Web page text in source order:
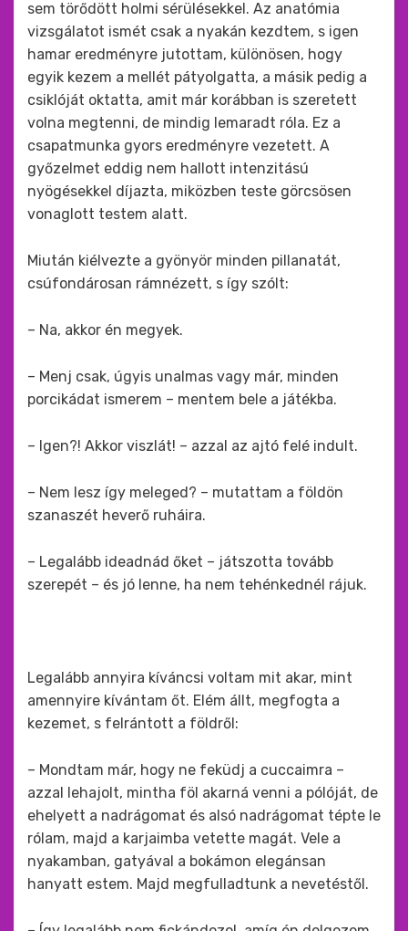
sem törődött holmi sérülésekkel. Az anatómia
vizsgálatot ismét csak a nyakán kezdtem, s igen
hamar eredményre jutottam, különösen, hogy
egyik kezem a mellét pátyolgatta, a másik pedig a
csiklóját oktatta, amit már korábban is szeretett
volna megtenni, de mindig lemaradt róla. Ez a
csapatmunka gyors eredményre vezetett. A
győzelmet eddig nem hallott intenzitású
nyögésekkel díjazta, miközben teste görcsösen
vonaglott testem alatt.
Miután kiélvezte a gyönyör minden pillanatát,
csúfondárosan rámnézett, s így szólt:
– Na, akkor én megyek.
– Menj csak, úgyis unalmas vagy már, minden
porcikádat ismerem – mentem bele a játékba.
– Igen?! Akkor viszlát! – azzal az ajtó felé indult.
– Nem lesz így meleged? – mutattam a földön
szanaszét heverő ruháira.
– Legalább ideadnád őket – játszotta tovább
szerepét – és jó lenne, ha nem tehénkednél rájuk.
Legalább annyira kíváncsi voltam mit akar, mint
amennyire kívántam őt. Elém állt, megfogta a
kezemet, s felrántott a földről:
– Mondtam már, hogy ne feküdj a cuccaimra –
azzal lehajolt, mintha föl akarná venni a pólóját, de
ehelyett a nadrágomat és alsó nadrágomat tépte le
rólam, majd a karjaimba vetette magát. Vele a
nyakamban, gatyával a bokámon elegánsan
hanyatt estem. Majd megfulladtunk a nevetéstől.